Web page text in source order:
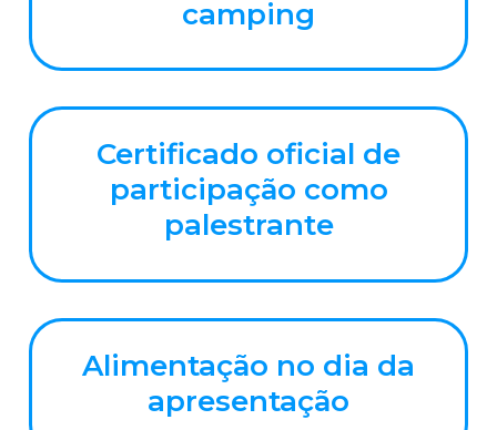
camping
Certificado oficial de
participação como
palestrante
Alimentação no dia da
apresentação